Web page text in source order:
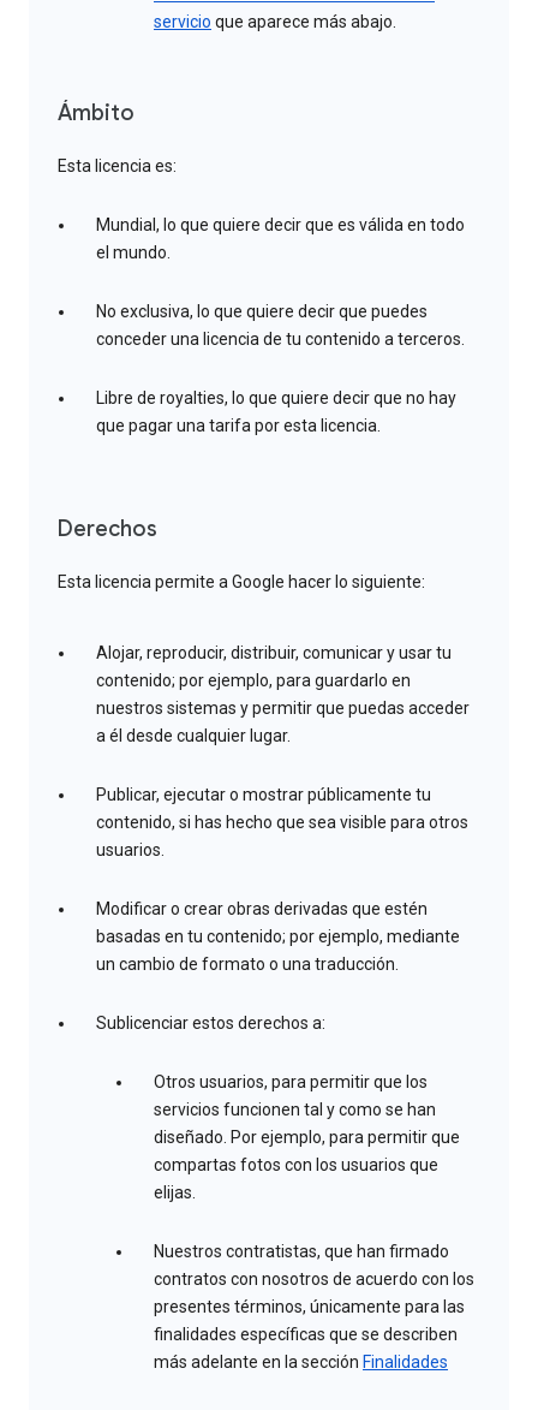
servicio que aparece más abajo.
Ámbito
Esta licencia es:
Mundial, lo que quiere decir que es válida en todo
el mundo.
No exclusiva, lo que quiere decir que puedes
conceder una licencia de tu contenido a terceros.
Libre de royalties, lo que quiere decir que no hay
que pagar una tarifa por esta licencia.
Derechos
Esta licencia permite a Google hacer lo siguiente:
Alojar, reproducir, distribuir, comunicar y usar tu
contenido; por ejemplo, para guardarlo en
nuestros sistemas y permitir que puedas acceder
a él desde cualquier lugar.
Publicar, ejecutar o mostrar públicamente tu
contenido, si has hecho que sea visible para otros
usuarios.
Modificar o crear obras derivadas que estén
basadas en tu contenido; por ejemplo, mediante
un cambio de formato o una traducción.
Sublicenciar estos derechos a:
Otros usuarios, para permitir que los
servicios funcionen tal y como se han
diseñado. Por ejemplo, para permitir que
compartas fotos con los usuarios que
elijas.
Nuestros contratistas, que han firmado
contratos con nosotros de acuerdo con los
presentes términos, únicamente para las
finalidades específicas que se describen
más adelante en la sección Finalidades